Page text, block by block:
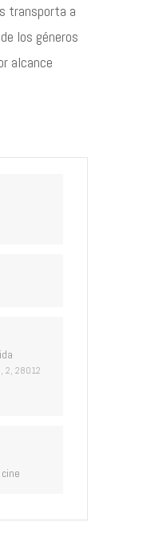
transporta a
los géneros
alcance
2, 28012